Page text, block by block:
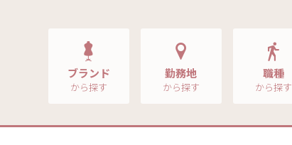
ブランド
から探す
勤務地
から探す
職種
から探す